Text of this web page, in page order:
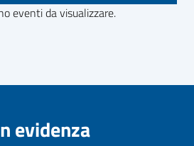
eventi da visualizzare.
evidenza